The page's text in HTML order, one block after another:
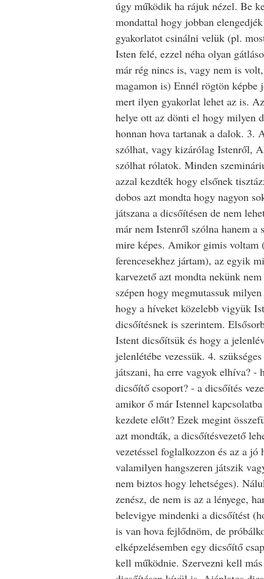
úgy működik ha rájuk nézel. Be
mondattal hogy jobban
gyakorlatot csinálni velük (pl.
Isten felé, ezzel néha olyan
már rég nincs is, vagy nem is
magamon is) Ennél rögtön képbe
mert ilyen gyakorlat lehet az is.
helye ott az dönti el hogy milyen
honnan hova tartanak a dalok. 3.
szólhat, vagy kizárólag Istenről,
szólhat rólatok. Minden
azzal kezdték hogy elsőnek
dobos azt mondta hogy nagyon
játszana a dicsőítésen de nem
már nem Istenről szólna hanem a
mire képes. Amikor gimis voltam
ferencesekhez jártam), az egyik
karvezető azt mondta nekünk
szépen hogy megmutassuk
hogy a híveket közelebb vigyük
dicsőítésnek is szerintem.
Istent dicsőítsük és hogy a
jelenlétébe vezessük. 4.
játszani, ha erre vagyok elhíva? -
dicsőítő csoport? - a dicsőítés
amikor ő már Istennel
kezdete előtt? Ezek megint
azt mondták, a dicsőítésvezető
vezetéssel foglalkozzon és az a
valamilyen hangszeren játszik
nem biztos hogy lehetséges).
zenész, de nem is az a lényege,
belevigye mindenki a dicsőítést
is van hova fejlődnöm, de
elképzelésemben egy dicsőítő
kell működnie. Szervezni kell